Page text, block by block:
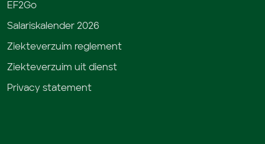
EF2Go
Salariskalender 2026
Ziekteverzuim reglement
Ziekteverzuim uit dienst
Privacy statement